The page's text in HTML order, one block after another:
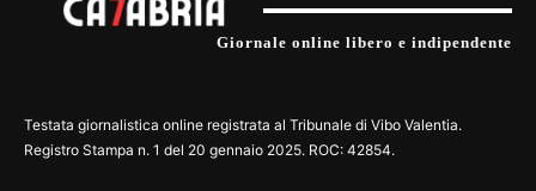
Giornale online libero e indipendente
Testata giornalistica online registrata al Tribunale di Vibo Valentia.
Registro Stampa n. 1 del 20 gennaio 2025. ROC: 42854.